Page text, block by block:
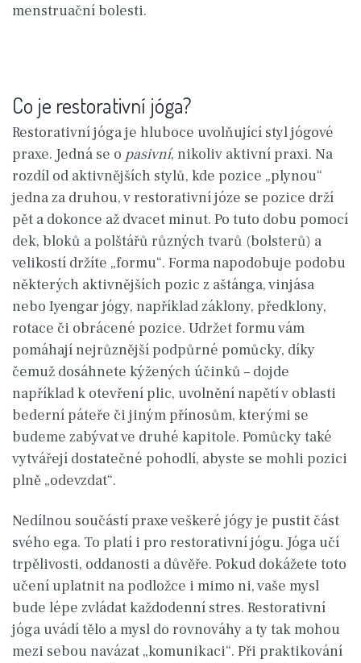
menstruační bolesti.
Co je restorativní jóga?
Restorativní jóga je hluboce uvolňující styl jógové
praxe. Jedná se o pasivní, nikoliv aktivní praxi. Na
rozdíl od aktivnějších stylů, kde pozice „plynou“
jedna za druhou, v restorativní józe se pozice drží
pět a dokonce až dvacet minut. Po tuto dobu pomocí
dek, bloků a polštářů různých tvarů (bolsterů) a
velikostí držíte „formu“. Forma napodobuje podobu
některých aktivnějších pozic z aštánga, vinjása
nebo Iyengar jógy, například záklony, předklony,
rotace či obrácené pozice. Udržet formu vám
pomáhají nejrůznější podpůrné pomůcky, díky
čemuž dosáhnete kýžených účinků – dojde
například k otevření plic, uvolnění napětí v oblasti
bederní páteře či jiným přínosům, kterými se
budeme zabývat ve druhé kapitole. Pomůcky také
vytvářejí dostatečné pohodlí, abyste se mohli pozici
plně „odevzdat“.
Nedílnou součástí praxe veškeré jógy je pustit část
svého ega. To platí i pro restorativní jógu. Jóga učí
trpělivosti, oddanosti a důvěře. Pokud dokážete toto
učení uplatnit na podložce i mimo ni, vaše mysl
bude lépe zvládat každodenní stres. Restorativní
jóga uvádí tělo a mysl do rovnováhy a ty tak mohou
mezi sebou navázat „komunikaci“. Při praktikování